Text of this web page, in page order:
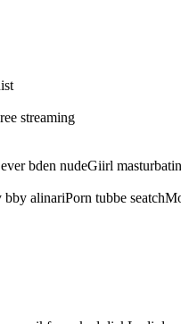
streaming
bden nudeGiirl
alinariPorn tubbe